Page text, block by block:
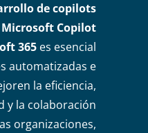
de copilots
Copilot
365 es esencial
automatizadas e
la eficiencia,
y la colaboración
organizaciones,